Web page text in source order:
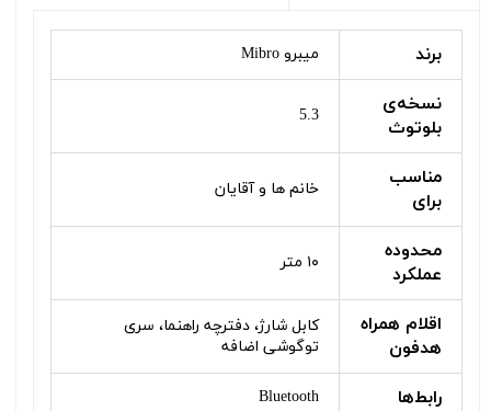
برند میبرو Mibro
نسخه‌ی
بلوتوث
5.3
مناسب
برای
خانم ها و آقایان
محدوده
عملکرد
۱۰ متر
اقلام همراه
هدفون
کابل شارژ، دفترچه راهنما، سری
توگوشی اضافه
رابط‌ها Bluetooth